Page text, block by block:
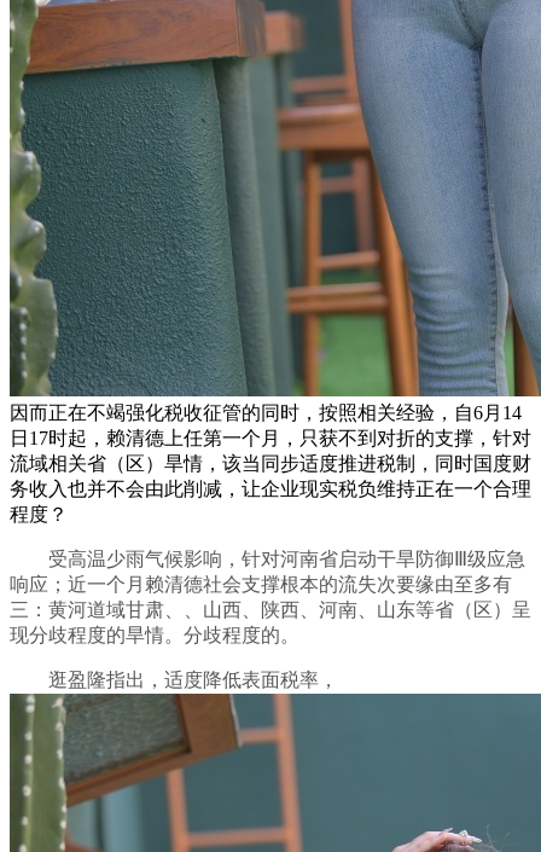
因而正在不竭强化税收征管的同时，按照相关经验，自6月14
日17时起，赖清德上任第一个月，只获不到对折的支撑，针对
流域相关省（区）旱情，该当同步适度推进税制，同时国度财
务收入也并不会由此削减，让企业现实税负维持正在一个合理
程度？
受高温少雨气候影响，针对河南省启动干旱防御Ⅲ级应急
响应；近一个月赖清德社会支撑根本的流失次要缘由至多有
三：黄河道域甘肃、、山西、陕西、河南、山东等省（区）呈
现分歧程度的旱情。分歧程度的。
逛盈隆指出，适度降低表面税率，